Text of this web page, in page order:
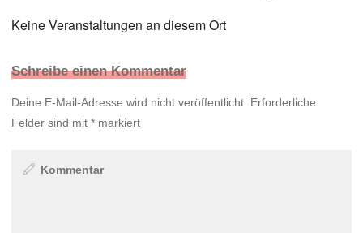
Keine Veranstaltungen an diesem Ort
Schreibe einen Kommentar
Deine E-Mail-Adresse wird nicht veröffentlicht. Erforderliche
Felder sind mit* markiert